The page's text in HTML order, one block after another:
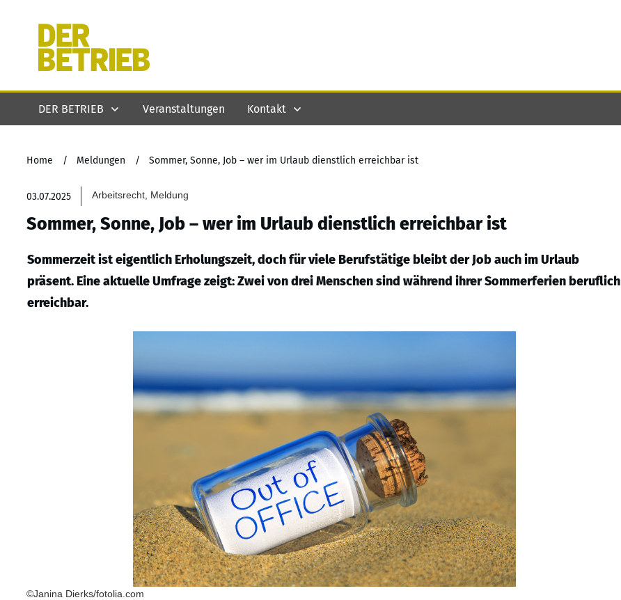
DER BETRIEB Veranstaltungen Kontakt
Home / Meldungen / Sommer, Sonne, Job – wer im Urlaub dienstlich erreichbar ist
03.07.2025 Arbeitsrecht, Meldung
Sommer, Sonne, Job – wer im Urlaub dienstlich erreichbar ist
Sommerzeit ist eigentlich Erholungszeit, doch für viele Berufstätige bleibt der Job auch im Urlaub
präsent. Eine aktuelle Umfrage zeigt: Zwei von drei Menschen sind während ihrer Sommerferien beruflich
erreichbar.
©Janina Dierks/fotolia.com